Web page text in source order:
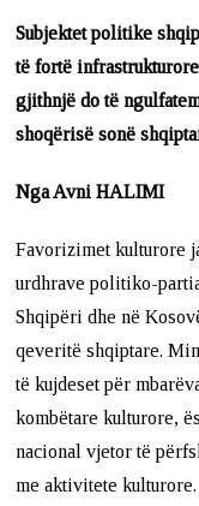
Subjektet politike
të fortë
gjithnjë do të
shoqërisë sonë
Nga Avni HALIMI
Favorizimet kulturore
urdhrave politiko-
Shqipëri dhe në
qeveritë shqiptare.
të kujdeset për
kombëtare kulturore,
nacional vjetor të
me aktivitete